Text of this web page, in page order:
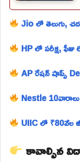
Jio లో తెలుగు,
HP లో పరీక్ష,
AP రేషన్ షాప్స్
Nestle
UIIC లో ₹80వేల
కావాల్సిన